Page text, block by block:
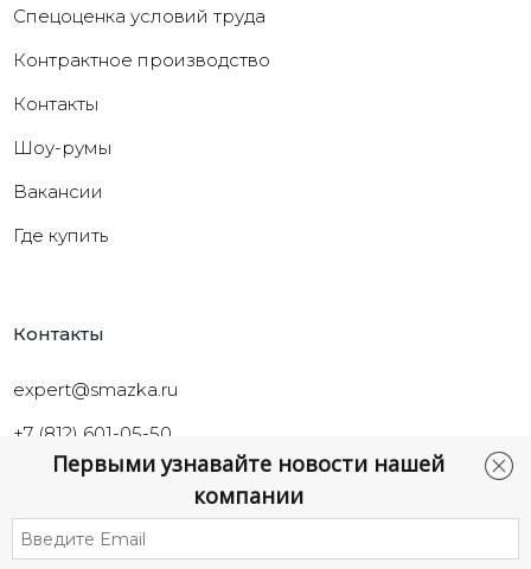
Первыми узнавайте новости нашей
компании
Cпецоценка условий труда
Контрактное производство
Контакты
Шоу-румы
Вакансии
Где купить
Контакты
expert@smazka.ru
+7 (812) 601-05-50
Санкт-Петербург,
ул.Промышленная, д.40а